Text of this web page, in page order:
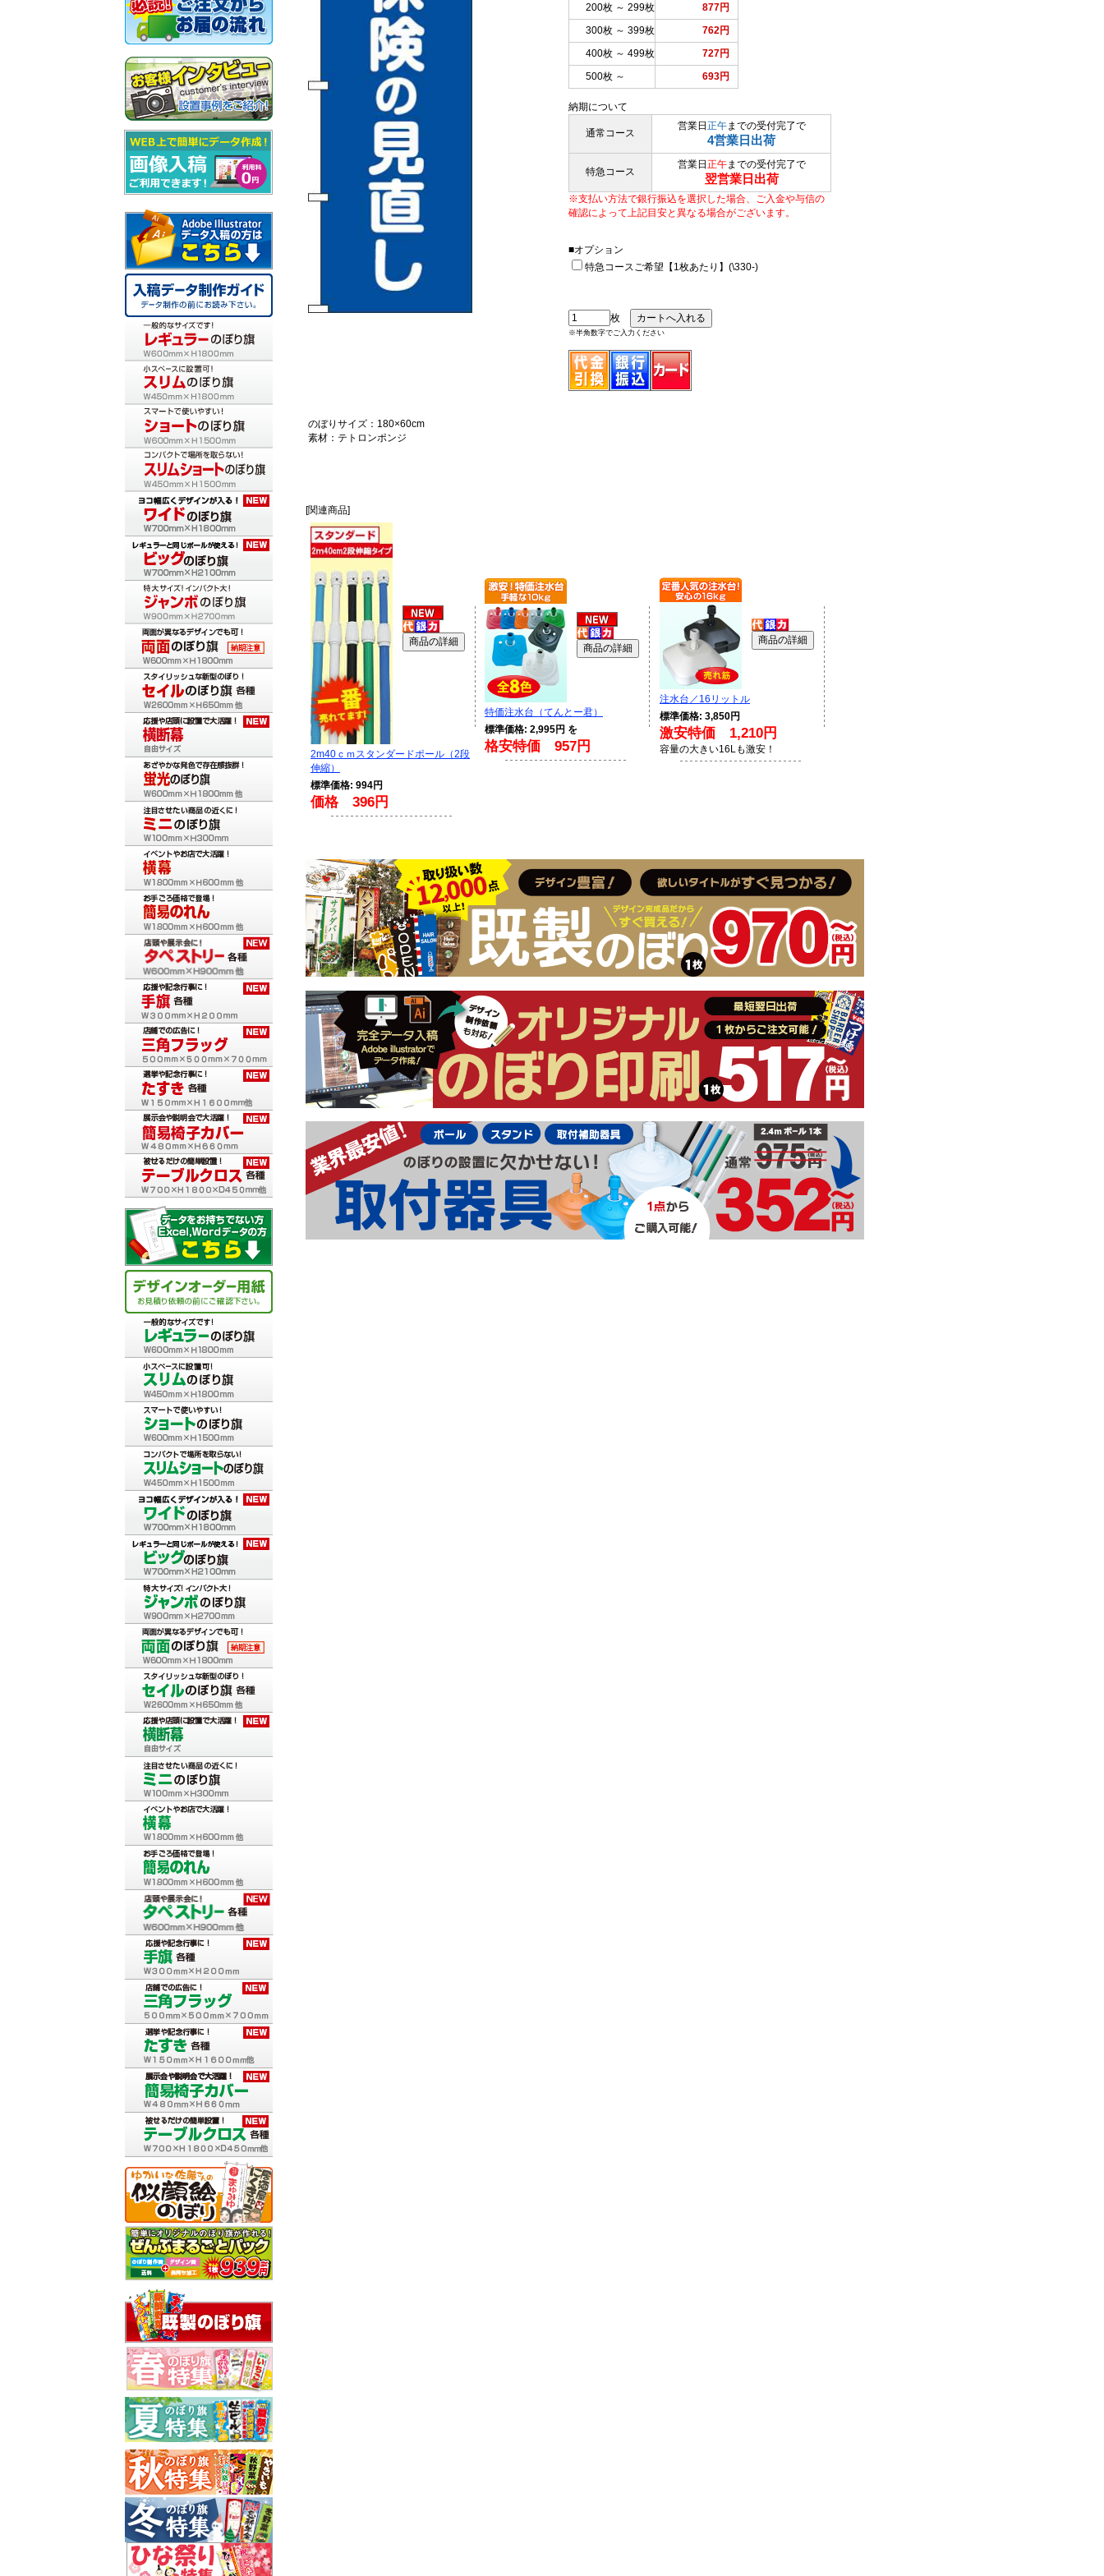
200枚 ～ 299枚
877円
300枚 ～ 399枚
762円
400枚 ～ 499枚
727円
500枚 ～
693円
納期について
通常コース
営業日 正午までの受付完了で
4営業日出荷
特急コース
営業日 正午までの受付完了で
翌営業日出荷
※支払い方法で銀行振込を選択した場合、ご入金や与信の
確認によって上記目安と異なる場合がございます。
■オプション
特急コースご希望【1枚あたり】(\330-)
枚
※半角数字でご入力ください
のぼりサイズ：180×60cm
素材：テトロンポンジ
[関連商品]
2m40ｃｍスタンダードポール（2段
伸縮）
標準価格: 994円
価格 396円
特価注水台（てんとー君）
標準価格: 2,995円 を
格安特価 957円
注水台／16リットル
標準価格: 3,850円
激安特価 1,210円
容量の大きい16Lも激安！